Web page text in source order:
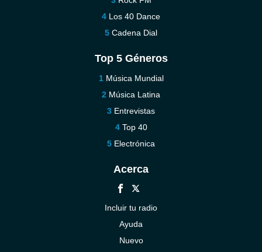
Los 40 Dance
Cadena Dial
Top 5 Géneros
Música Mundial
Música Latina
Entrevistas
Top 40
Electrónica
Acerca
Incluir tu radio
Ayuda
Nuevo